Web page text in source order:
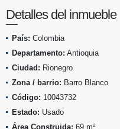
Detalles del inmueble
País: Colombia
Departamento: Antioquia
Ciudad: Rionegro
Zona / barrio: Barro Blanco
Código: 10043732
Estado: Usado
Área Construida: 69 m²